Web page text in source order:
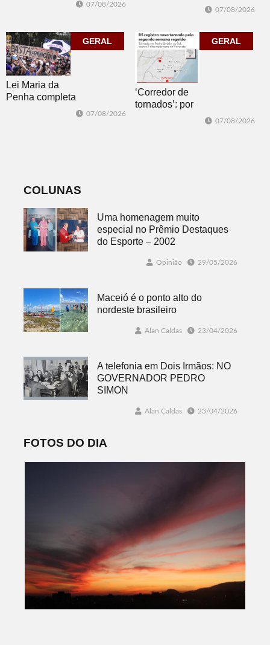
jogos
07/08/2026
corpo que cai”
07/08/2026
GERAL
Lei Maria da
Penha completa
07/08/2026
GERAL
‘Corredor de
tornados’: por
07/08/2026
COLUNAS
Uma homenagem muito
especial no Prêmio Destaques
do Esporte – 2002
Opinião 29/05/2026
Maceió é o ponto alto do
nordeste brasileiro
Alan Caldas 23/04/2026
A telefonia em Dois Irmãos: NO
GOVERNADOR PEDRO
SIMON
Alan Caldas 23/04/2026
FOTOS DO DIA